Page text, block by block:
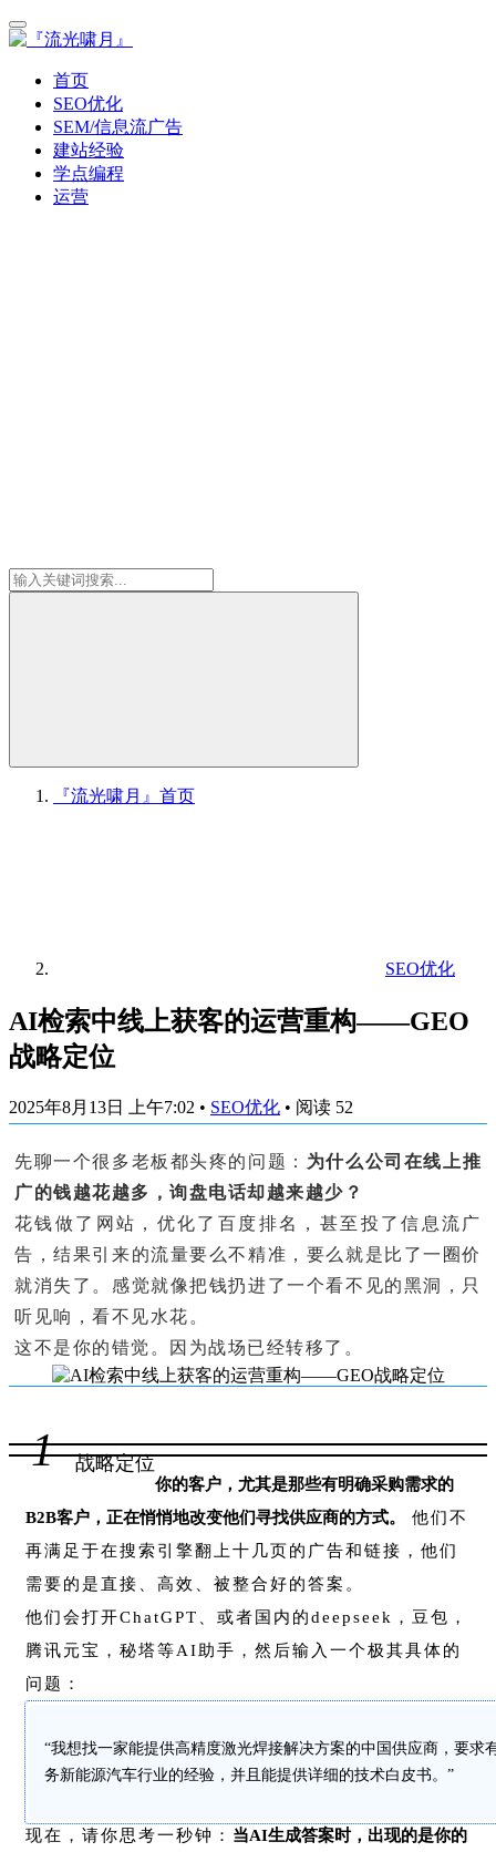
首页
SEO优化
SEM/信息流广告
建站经验
学点编程
运营
『流光啸月』 首页
SEO优化
AI检索中线上获客的运营重构——GEO
战略定位
2025年8月13日 上午7:02 • SEO优化 • 阅读 52
先聊一个很多老板都头疼的问题： 为什么公司在线上推
广的钱越花越多，询盘电话却越来越少？
花钱做了网站，优化了百度排名，甚至投了信息流广
告，结果引来的流量要么不精准，要么就是比了一圈价
就消失了。感觉就像把钱扔进了一个看不见的黑洞，只
听见响，看不见水花。
这不是你的错觉。因为战场已经转移了。
1 战略定位
你的客户，尤其是那些有明确采购需求的
B2B客户，正在悄悄地改变他们寻找供应商的方式。
他们不
再满足于在搜索引擎翻上十几页的广告和链接，他们
需要的是直接、高效、被整合好的答案。
他们会打开ChatGPT、或者国内的deepseek，豆包，
腾讯元宝，秘塔等AI助手，然后输入一个极其具体的
问题：
“我想找一家能提供高精度激光焊接解决方案的中国供应商，要求
务新能源汽车行业的经验，并且能提供详细的技术白皮书。”
现在，请你思考一秒钟： 当AI生成答案时，出现的是你的